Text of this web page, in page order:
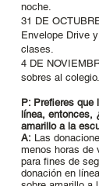
noche.
31 DE
Envelope Drive
clases.
4 DE
sobres al colegio.
P: Prefieres que
línea, entonces,
amarillo a la
A: Las
menos horas de
para fines de
donación en